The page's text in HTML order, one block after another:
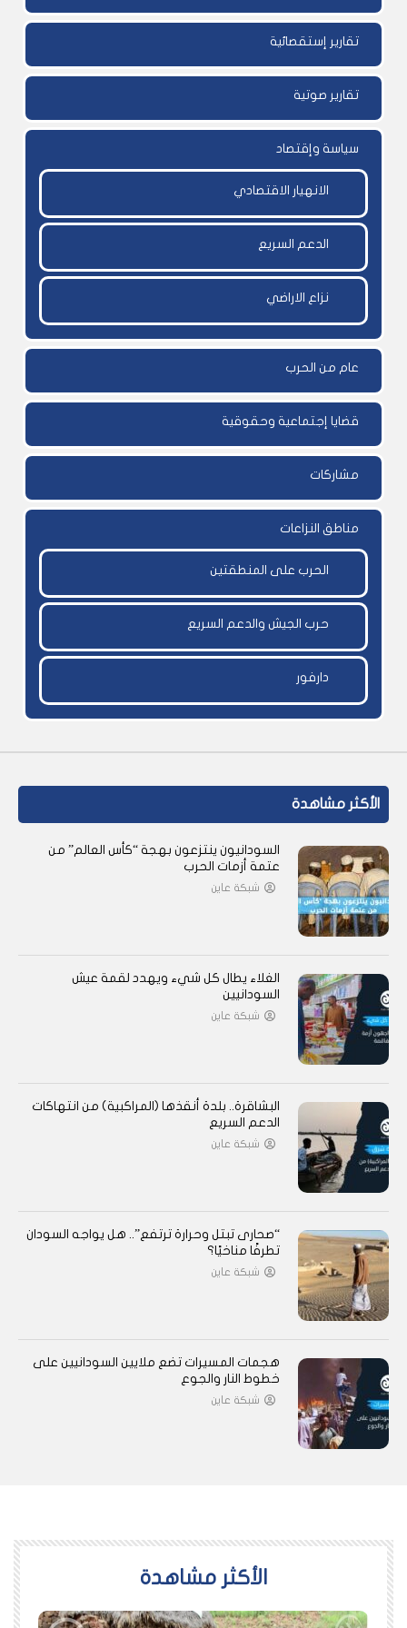
تقارير إستقصائية
تقارير صوتية
سياسة وإقتصاد
الانهيار الاقتصادي
الدعم السريع
نزاع الاراضي
عام من الحرب
قضايا إجتماعية وحقوقية
مشاركات
مناطق النزاعات
الحرب على المنطقتين
حرب الجيش والدعم السريع
دارفور
الأكثر مشاهدة
السودانيون ينتزعون بهجة “كأس العالم” من
عتمة أزمات الحرب
شبكة عاين
الغلاء يطال كل شيء ويهدد لقمة عيش
السودانيين
شبكة عاين
البشاقرة.. بلدة أنقذها (المراكبية) من انتهاكات
الدعم السريع
شبكة عاين
“صحارى تبتل وحرارة ترتفع”.. هل يواجه السودان
تطرفًا مناخيًا؟
شبكة عاين
هجمات المسيرات تضع ملايين السودانيين على
خطوط النار والجوع
شبكة عاين
اﻷكثر مشاهدة